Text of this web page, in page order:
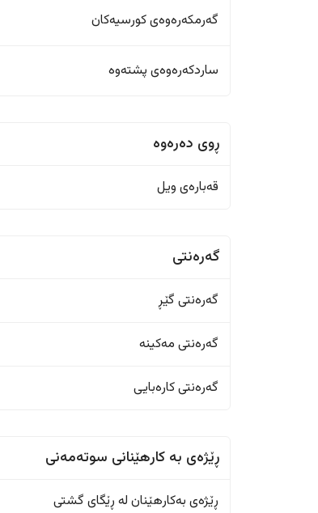
گەرمکەرەوەی کورسیەکان
ساردکەرەوەی پشتەوە
ڕوی دەرەوە
قەبارەی ویل
گەرەنتی
گەرەنتی گێڕ
گەرەنتی مەکینە
گەرەنتی کارەبایی
ڕێژەى به کارهێنانی سوتەمەنی
ڕێژەى بەکارهێنان له ڕێگای گشتی